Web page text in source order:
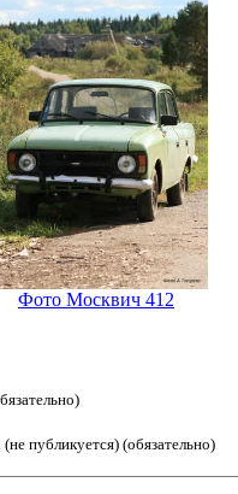
Фото Москвич 412
публикуется) (обязательно)